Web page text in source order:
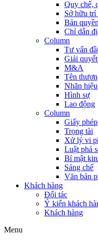
Quy chế,
Sở hữu trí
Bản
Chỉ dẫn
Column
Tư vấn
Giải
M&A
Tên
Nhãn hiệu
Hình sự
Lao động
Column
Giấy phép
Trọng tài
Xử lý vi
Luật phá
Bí mật
Sáng chế
Văn bản
Khách hàng
Đối tác
Ý kiến khách
Khách hàng
Menu